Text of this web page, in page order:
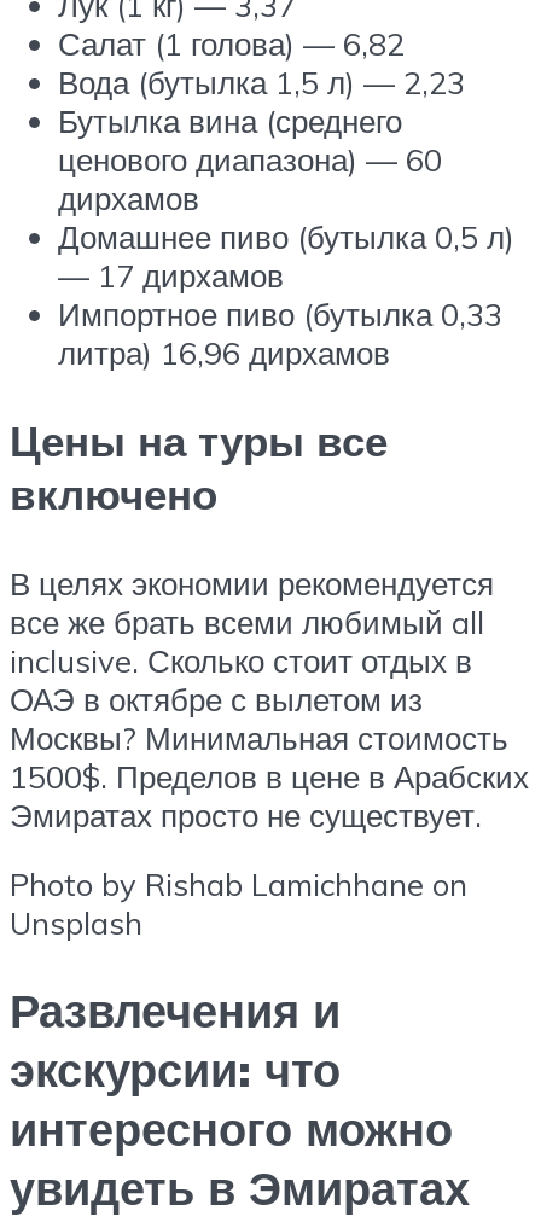
Салат (1 голова) — 6,82
Вода (бутылка 1,5 л) — 2,23
Бутылка вина (среднего
ценового диапазона) — 60
дирхамов
Домашнее пиво (бутылка 0,5 л)
— 17 дирхамов
Импортное пиво (бутылка 0,33
литра) 16,96 дирхамов
Цены на туры все
включено
В целях экономии рекомендуется
все же брать всеми любимый all
inclusive. Сколько стоит отдых в
ОАЭ в октябре с вылетом из
Москвы? Минимальная стоимость
1500$. Пределов в цене в Арабских
Эмиратах просто не существует.
Photo by Rishab Lamichhane on
Unsplash
Развлечения и
экскурсии: что
интересного можно
увидеть в Эмиратах